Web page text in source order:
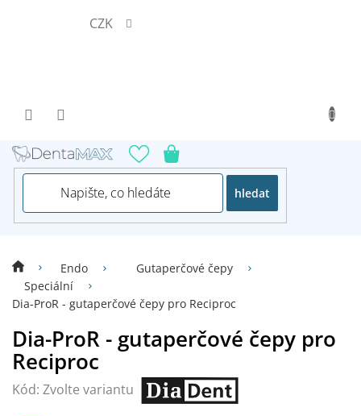
CZK
hledat
Endo
Gutaperčové čepy
Speciální
Dia-ProR - gutaperčové čepy pro Reciproc
Dia-ProR - gutaperčové čepy pro
Reciproc
Kód: Zvolte variantu